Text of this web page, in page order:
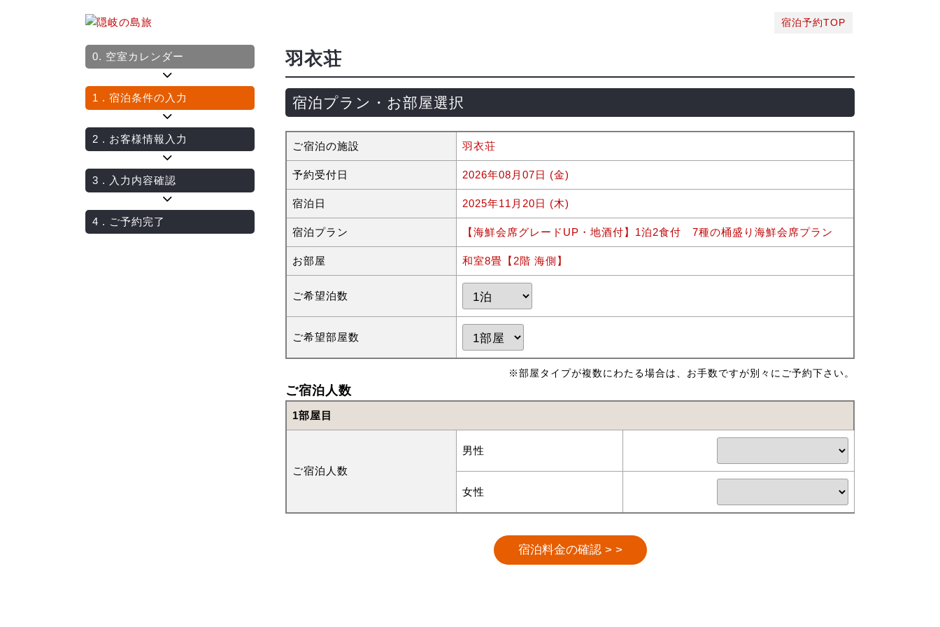
宿泊予約TOP
0. 空室カレンダー
1 . 宿泊条件の入力
2 . お客様情報入力
3 . 入力内容確認
4 . ご予約完了
羽衣荘
宿泊プラン・お部屋選択
ご宿泊の施設 羽衣荘
予約受付日 2026年08月07日 (金)
宿泊日 2025年11月20日 (木)
宿泊プラン 【海鮮会席グレードUP・地酒付】1泊2食付 7種の桶盛り海鮮会席プラン
お部屋 和室8畳【2階 海側】
ご希望泊数
ご希望部屋数
※部屋タイプが複数にわたる場合は、お手数ですが別々にご予約下さい。
ご宿泊人数
1部屋目
ご宿泊人数
男性
女性
宿泊料金の確認 > >